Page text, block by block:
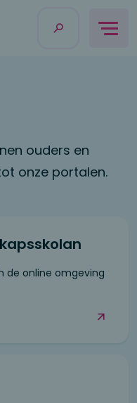
ouders en
onze portalen.
de online omgeving